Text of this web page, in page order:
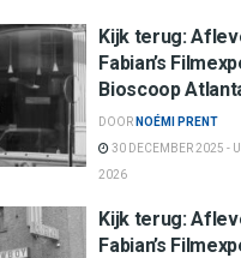
Kijk terug:
Fabian’s
Bioscoop
DOOR NOÉMI PRENT
30 DECEMBER 2025 -
2026
Kijk terug:
Fabian’s